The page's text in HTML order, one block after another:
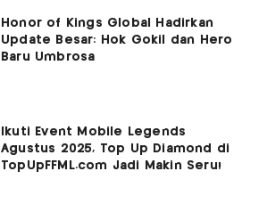
Honor of Kings Global Hadirkan
Update Besar: Hok Gokil dan Hero
Baru Umbrosa
Ikuti Event Mobile Legends
Agustus 2025, Top Up Diamond di
TopUpFFML.com Jadi Makin Seru!